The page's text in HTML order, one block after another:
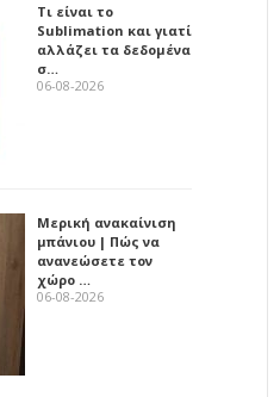
Τι είναι το
Sublimation και γιατί
αλλάζει τα δεδομένα
σ…
06-08-2026
Μερική ανακαίνιση
μπάνιου | Πώς να
ανανεώσετε τον
χώρο …
06-08-2026